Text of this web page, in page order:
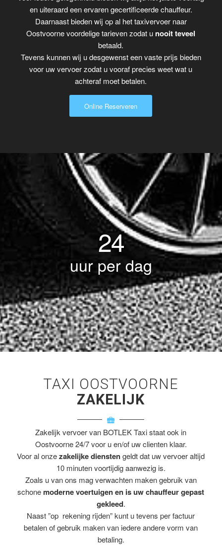
en uiteraard een ervaren gecertificeerde chauffeur.
Daarnaast bieden wij op al het taxivervoer naar
Oostvoorne voordelige tarieven zodat u nooit teveel
betaald.
Tevens kunnen wij u desgewenst een vaste prijs bieden
voor uw vervoer zodat u vooraf precies weet wat u
achteraf moet betalen.
Online Reserveren
24
uur per dag
TAXI OOSTVOORNE
ZAKELIJK
Zakelijk vervoer van BOTLEK Taxi staat ook in
Oostvoorne 24/7 voor u en/of uw clienten klaar.
Voor al onzezakelijke dienstengeldt dat uw vervoer altijd
10 minuten voortijdig aanwezig is.
Zoals u van ons mag verwachten maken gebruik van
schone moderne voertuigen en is uw chauffeur gepast
gekleed.
Naast ”op rekening rijden” kunt u tevens per factuur
betalen of gebruik maken van iedere andere vorm van
betaling.